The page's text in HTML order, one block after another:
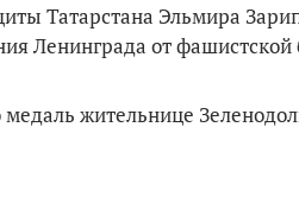
Татарстана Эльмира
Ленинграда от
жительнице